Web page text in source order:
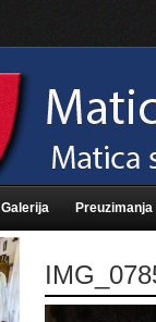
Galerija Preuzimanja